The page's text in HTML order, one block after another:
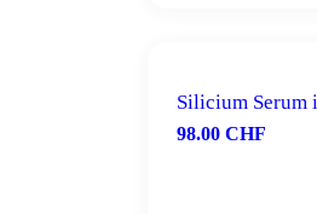
Silicium Serum
98.00 CHF